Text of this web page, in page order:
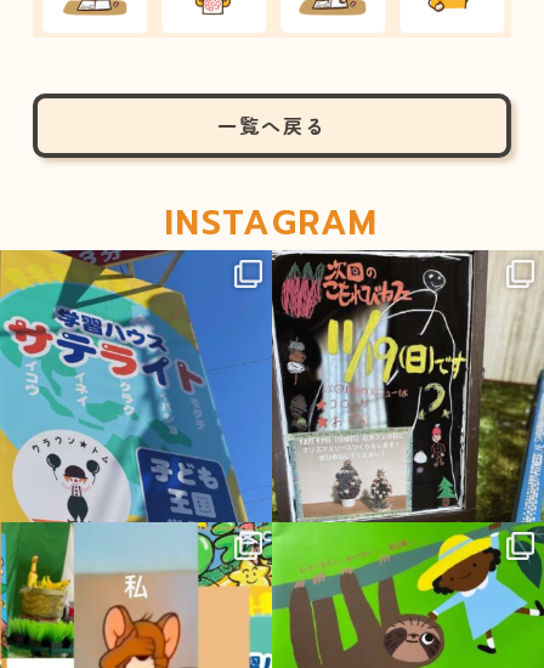
一覧へ戻る
INSTAGRAM
sateraito_okazaki
12月 1
sateraito_okazaki
11月 16
sateraito_okazaki sateraito_okazaki